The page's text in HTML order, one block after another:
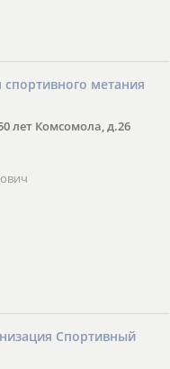
метания
лет Комсомола, д.26
Спортивный